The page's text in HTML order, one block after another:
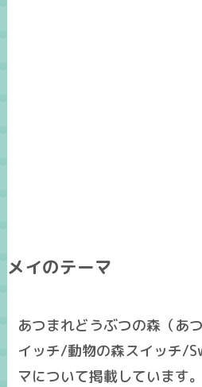
メイのテーマ
あつまれどうぶつの森（あ
イッチ/動物の森スイッチ/
マについて掲載しています。